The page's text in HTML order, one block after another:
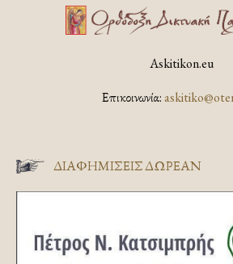
Askitikon.eu
Επικοινωνία:
ΔΙΑΦΗΜΊΣΕΙΣ ΔΩΡΕΆΝ